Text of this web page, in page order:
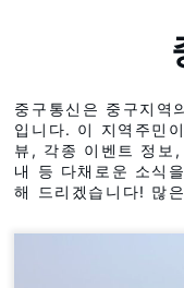
중구통신은 중구지역
입니다. 이 지역주민
뷰, 각종 이벤트 정보
내 등 다채로운 소식
해 드리겠습니다! 많